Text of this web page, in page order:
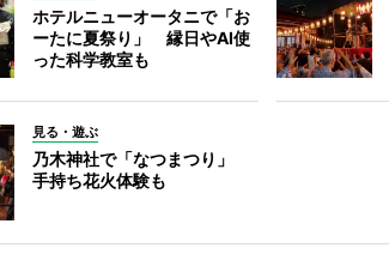
ホテルニューオータニで「お
ーたに夏祭り」 縁日やAI使
った科学教室も
見る・遊ぶ
乃木神社で「なつまつり」
手持ち花火体験も